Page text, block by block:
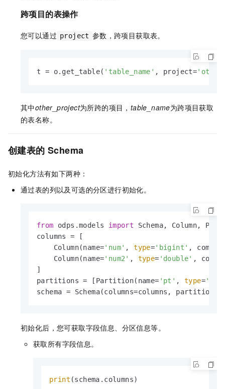
跨项目的表操作
您可以通过 project 参数，跨项目获取表。
t = o.get_table( 'table_name' , project=
其中other_project为所跨的项目， table_name为跨项目获取
的表名称。
创建表的 Schema
初始化方法有如下两种：
通过表的列以及可选的分区进行初始化。
from odps.models import Schema, Column,
columns = [
    Column(name=
'num' , type='bigint' ,
    Column(name=
'num2' , type= 'double' ,
]
partitions = [Partition(name= 'pt' , type=
schema = Schema(columns=columns,
初始化后，您可获取字段信息、分区信息等。
获取所有字段信息。
print (schema.columns)